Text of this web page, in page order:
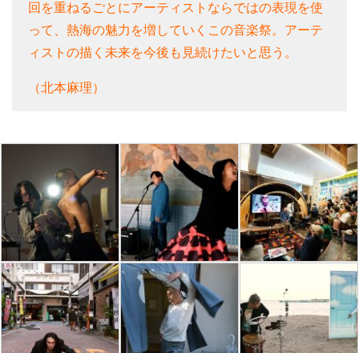
回を重ねるごとにアーティストならではの表現を使
って、熱海の魅力を増していくこの音楽祭。アーテ
ィストの描く未来を今後も見続けたいと思う。
（北本麻理）